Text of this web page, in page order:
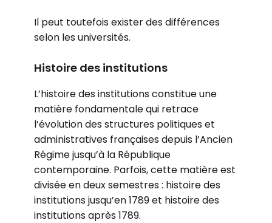
Il peut toutefois exister des différences
selon les universités.
Histoire des institutions
L’histoire des institutions constitue une
matière fondamentale qui retrace
l’évolution des structures politiques et
administratives françaises depuis l’Ancien
Régime jusqu’à la République
contemporaine. Parfois, cette matière est
divisée en deux semestres : histoire des
institutions jusqu’en 1789 et histoire des
institutions après 1789.